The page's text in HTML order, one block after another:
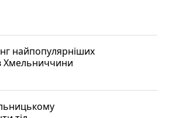
найпопулярніших
Хмельниччини